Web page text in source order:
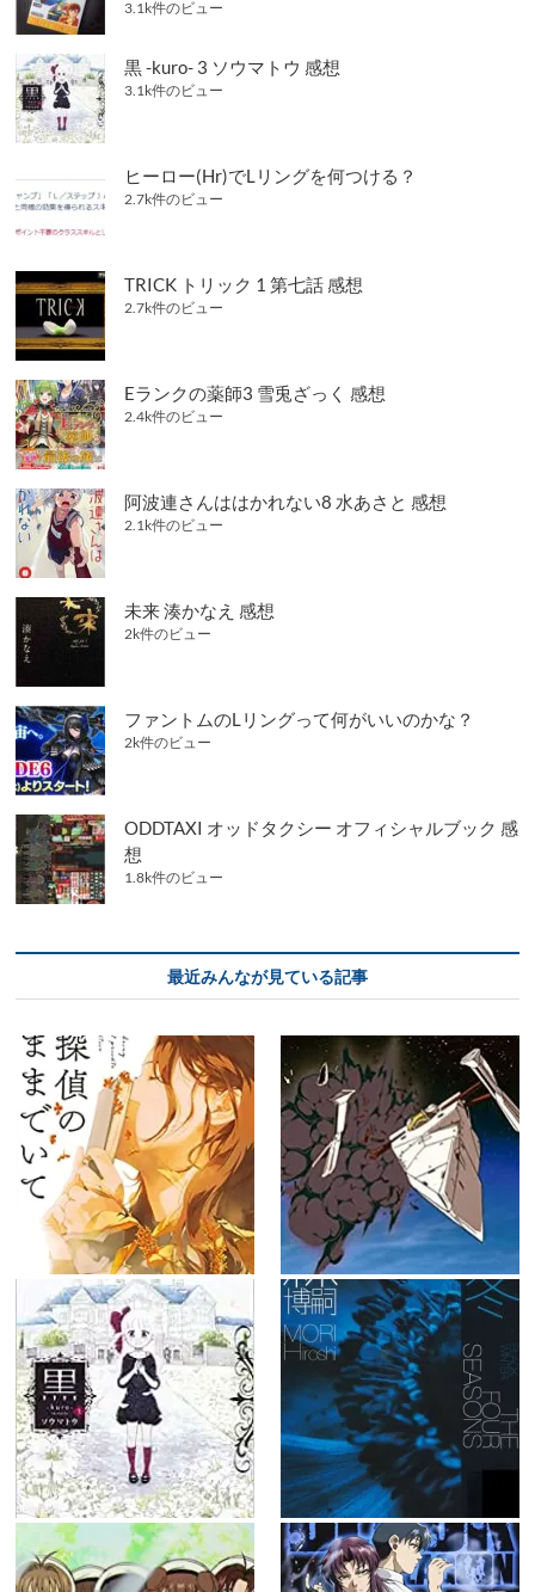
3.1k件のビュー
黒 -kuro- 3 ソウマトウ 感想
3.1k件のビュー
ヒーロー(Hr)でLリングを何つける？
2.7k件のビュー
TRICK トリック 1 第七話 感想
2.7k件のビュー
Eランクの薬師3 雪兎ざっく 感想
2.4k件のビュー
阿波連さんははかれない8 水あさと 感想
2.1k件のビュー
未来 湊かなえ 感想
2k件のビュー
ファントムのLリングって何がいいのかな？
2k件のビュー
ODDTAXI オッドタクシー オフィシャルブック 感
想
1.8k件のビュー
最近みんなが見ている記事